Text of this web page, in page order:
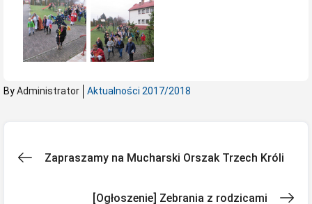
ByAdministrator Aktualności 2017/2018
Nawigacja
Zapraszamy na Mucharski Orszak Trzech Króli
[Ogłoszenie] Zebrania z rodzicami